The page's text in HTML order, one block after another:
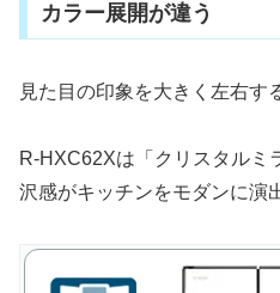
カラー展開が違う
見た目の印象を大きく左右す
R-HXC62Xは「クリスタルミ
沢感がキッチンをモダンに演